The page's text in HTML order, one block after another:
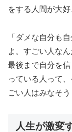
をする人間が大
「ダメな自分も
よ。すごい人なん
最後まで自分を
っている人って
ごい人はみなそ
人生が激変